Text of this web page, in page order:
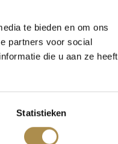
te bieden en om ons
partners voor social
die u aan ze heeft
Statistieken